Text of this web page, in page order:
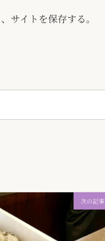
サイトを保存する。
次の記事